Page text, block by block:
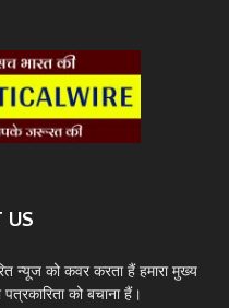
US
न्यूज को कवर करता हैं हमारा मुख्य
को बचाना हैं।